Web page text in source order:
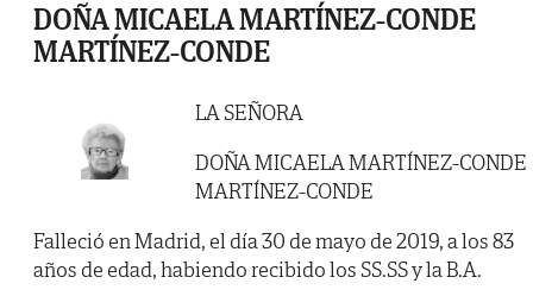
DOÑA MICAELA MARTÍNEZ-CONDE
MARTÍNEZ-CONDE
LA SEÑORA
DOÑA MICAELA MARTÍNEZ-CONDE
MARTÍNEZ-CONDE
Falleció en Madrid, el día 30 de mayo de 2019, a los 83
años de edad, habiendo recibido los SS.SS y la B.A.